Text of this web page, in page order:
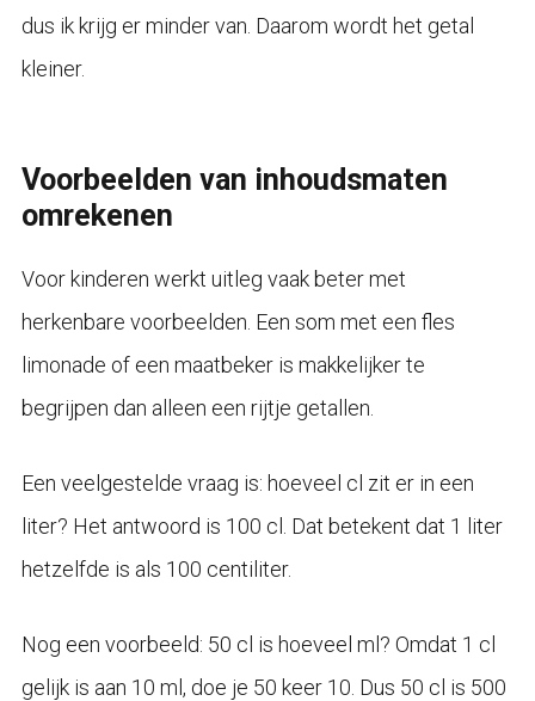
dus ik krijg er minder van. Daarom wordt het getal
kleiner.
Voorbeelden van inhoudsmaten
omrekenen
Voor kinderen werkt uitleg vaak beter met
herkenbare voorbeelden. Een som met een fles
limonade of een maatbeker is makkelijker te
begrijpen dan alleen een rijtje getallen.
Een veelgestelde vraag is: hoeveel cl zit er in een
liter? Het antwoord is 100 cl. Dat betekent dat 1 liter
hetzelfde is als 100 centiliter.
Nog een voorbeeld: 50 cl is hoeveel ml? Omdat 1 cl
gelijk is aan 10 ml, doe je 50 keer 10. Dus 50 cl is 500